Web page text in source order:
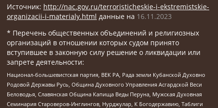
Источник: http://nac.gov.ru/terroristicheskie-i-ekstremistskie-
organizacii-i-materialy.html данные на 16.11.2023
* Перечень общественных объединений и религиозных
организаций в отношении которых судом принято
вступившее в законную силу решение о ликвидации или
запрете деятельности:
Национал-большевистская партия, ВЕК РА, Рада земли Кубанской Духовно
Родовой Державы Русь, Община Духовного Управления Асгардской Веси
Беловодья, Славянская Община Капища Веды Перуна, Мужская Духовная
Семинария Староверов-Инглингов, Нурджулар, К Богодержавию, Таблиги